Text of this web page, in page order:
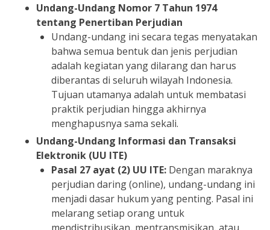
Undang-Undang Nomor 7 Tahun 1974
tentang Penertiban Perjudian
Undang-undang ini secara tegas menyatakan
bahwa semua bentuk dan jenis perjudian
adalah kegiatan yang dilarang dan harus
diberantas di seluruh wilayah Indonesia.
Tujuan utamanya adalah untuk membatasi
praktik perjudian hingga akhirnya
menghapusnya sama sekali.
Undang-Undang Informasi dan Transaksi
Elektronik (UU ITE)
Pasal 27 ayat (2) UU ITE: Dengan maraknya
perjudian daring (online), undang-undang ini
menjadi dasar hukum yang penting. Pasal ini
melarang setiap orang untuk